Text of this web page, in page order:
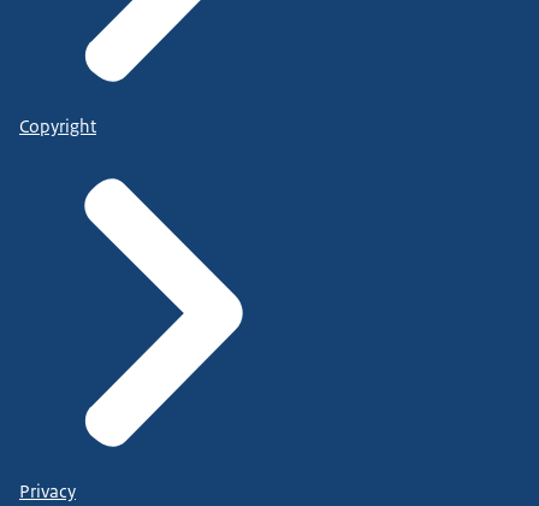
Copyright
Privacy